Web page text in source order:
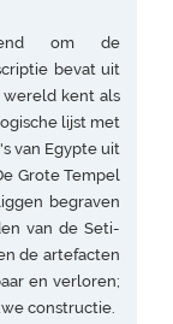
om de
bevat uit
kent als
lijst met
van Egypte uit
Grote Tempel
begraven
van de Seti-
de artefacten
en verloren;
constructie.